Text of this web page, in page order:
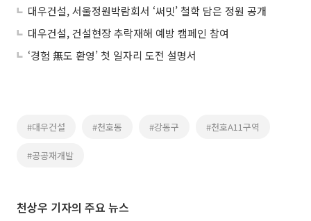
대우건설, 서울정원박람회서 ‘써밋’ 철학 담은 정원 공개
대우건설, 건설현장 추락재해 예방 캠페인 참여
‘경험 無도 환영’ 첫 일자리 도전 설명서
#대우건설 #천호동 #강동구 #천호A11구역
#공공재개발
천상우 기자의 주요 뉴스